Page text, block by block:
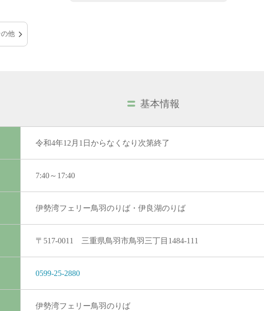
の他
基本情報
令和4年12月1日からなくなり次第終了
7:40～17:40
伊勢湾フェリー鳥羽のりば・伊良湖のりば
〒517-0011 三重県鳥羽市鳥羽三丁目1484-111
0599-25-2880
伊勢湾フェリー鳥羽のりば